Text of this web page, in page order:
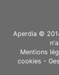
Aperdia ©
Mentions
cookies -